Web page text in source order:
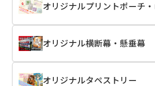
オリジナルプリントポーチ
オリジナル横断幕・懸垂幕
オリジナルタペストリー